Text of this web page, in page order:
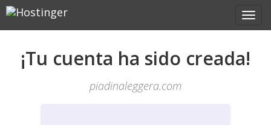
¡Tu cuenta ha sido creada!
piadinaleggera.com